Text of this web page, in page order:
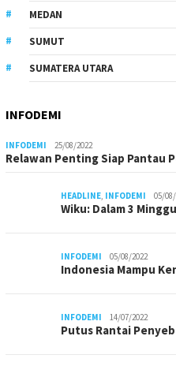
MEDAN
SUMUT
SUMATERA UTARA
INFODEMI
INFODEMI 25/08/2022
Relawan Penting Siap Pantau
HEADLINE, INFODEMI 05/
Wiku: Dalam 3
INFODEMI 05/08/2022
Indonesia Mampu
INFODEMI 14/07/2022
Putus Rantai